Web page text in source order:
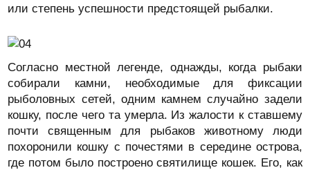
или степень успешности предстоящей рыбалки.
Согласно местной легенде, однажды, когда рыбаки
собирали камни, необходимые для фиксации
рыболовных сетей, одним камнем случайно задели
кошку, после чего та умерла. Из жалости к ставшему
почти священным для рыбаков животному люди
похоронили кошку с почестями в середине острова,
где потом было построено святилище кошек. Его, как